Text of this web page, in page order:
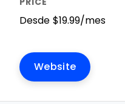
Desde $19.99/mes
Website